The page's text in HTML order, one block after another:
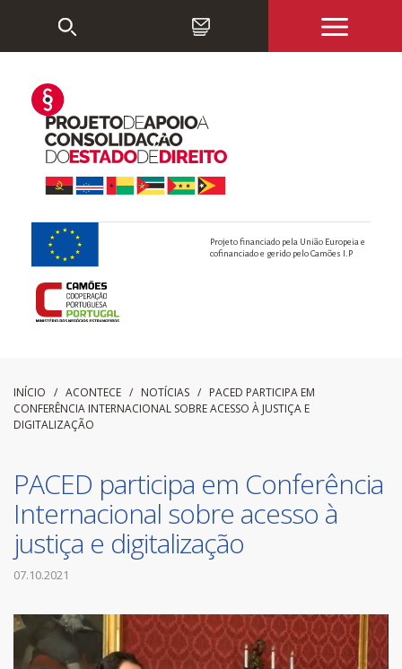
Projeto financiado pela União Europeia e
cofinanciado e gerido pelo Camões I.P
INÍCIO / ACONTECE / NOTÍCIAS / PACED PARTICIPA EM
CONFERÊNCIA INTERNACIONAL SOBRE ACESSO À JUSTIÇA E
DIGITALIZAÇÃO
PACED participa em Conferência
Internacional sobre acesso à
justiça e digitalização
07.10.2021